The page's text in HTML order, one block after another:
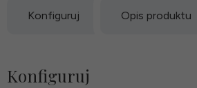
Konfiguruj Opis produktu
Konfiguruj